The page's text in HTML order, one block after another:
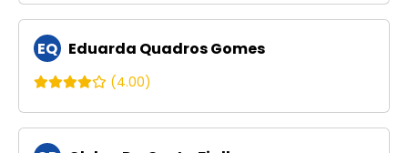
EQ Eduarda Quadros Gomes
(4.00)